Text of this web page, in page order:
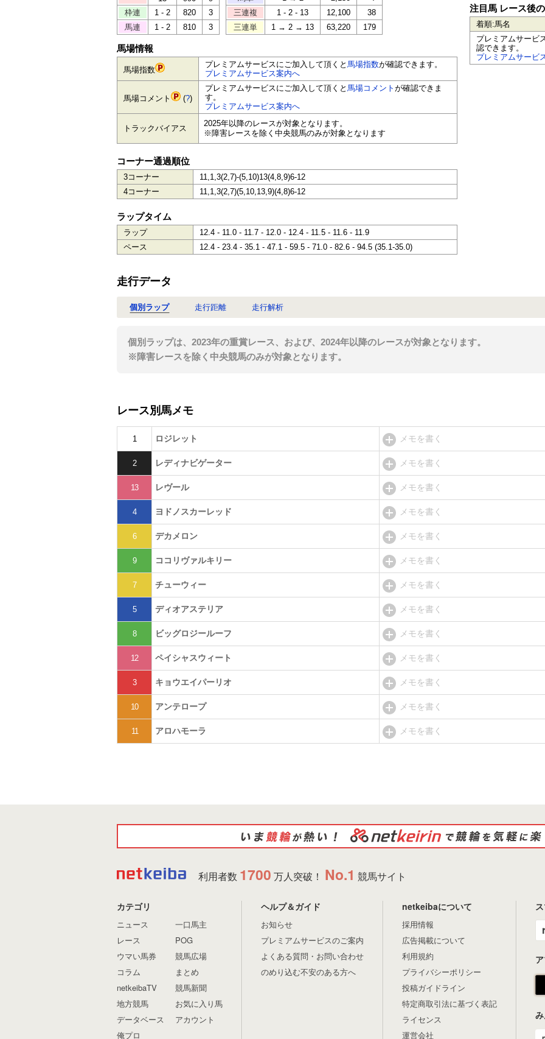
枠連
1 - 2 820
3
馬連
1 - 2 810 3
三連複
1 - 2 - 13 12,100
38
三連単
1 → 2 → 13 63,220 179
馬場情報
馬場指数
プレミアムサービスにご加入して頂くと 馬場指数が確認できます。
プレミアムサービス案内へ
馬場コメント (?)
プレミアムサービスにご加入して頂くと 馬場コメント が確認できま
す。
プレミアムサービス案内へ
トラックバイアス
2025年以降のレースが対象となります。
※障害レースを除く中央競馬のみが対象となります
コーナー通過順位
3コーナー
11,1,3(2,7)-(5,10)13(4,8,9)6-12
4コーナー
11,1,3(2,7)(5,10,13,9)(4,8)6-12
ラップタイム
ラップ
12.4 - 11.0 - 11.7 - 12.0 - 12.4 - 11.5 - 11.6 - 11.9
ペース
12.4 - 23.4 - 35.1 - 47.1 - 59.5 - 71.0 - 82.6 - 94.5 (35.1-35.0)
注目馬 レース後
着順:馬名
プレミアムサービ
認できます。
プレミアムサービ
走行データ
個別ラップ 走行距離 走行解析
個別ラップは、2023年の重賞レース、および、2024年以降のレースが対象となります。
※障害レースを除く中央競馬のみが対象となります。
レース別馬メモ
1 ロジレット メモを書く
2 レディナビゲーター メモを書く
13 レヴール メモを書く
4 ヨドノスカーレッド メモを書く
6 デカメロン メモを書く
9 ココリヴァルキリー メモを書く
7 チューウィー メモを書く
5 ディオアステリア メモを書く
8 ビッグロジールーフ メモを書く
12 ペイシャスウィート メモを書く
3 キョウエイパーリオ メモを書く
10 アンテロープ メモを書く
11 アロハモーラ メモを書く
利用者数 1700 万人突破！ No.1 競馬サイト
カテゴリ
ニュース
レース
ウマい馬券
コラム
netkeibaTV
地方競馬
データベース
俺プロ
一口馬主
POG
競馬広場
まとめ
競馬新聞
お気に入り馬
アカウント
ヘルプ＆ガイド
お知らせ
プレミアムサービスのご案内
よくある質問・お問い合わせ
のめり込む不安のある方へ
netkeibaについて
採用情報
広告掲載について
利用規約
プライバシーポリシー
投稿ガイドライン
特定商取引法に基づく表記
ライセンス
運営会社